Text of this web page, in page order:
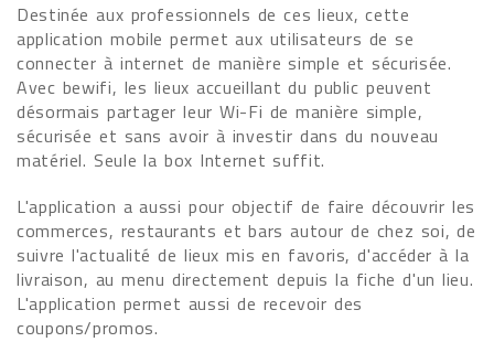
Destinée aux professionnels de ces lieux, cette
application mobile permet aux utilisateurs de se
connecter à internet de manière simple et sécurisée.
Avec bewifi, les lieux accueillant du public peuvent
désormais partager leur Wi-Fi de manière simple,
sécurisée et sans avoir à investir dans du nouveau
matériel. Seule la box Internet suffit.
L'application a aussi pour objectif de faire découvrir les
commerces, restaurants et bars autour de chez soi, de
suivre l'actualité de lieux mis en favoris, d'accéder à la
livraison, au menu directement depuis la fiche d'un lieu.
L'application permet aussi de recevoir des
coupons/promos.